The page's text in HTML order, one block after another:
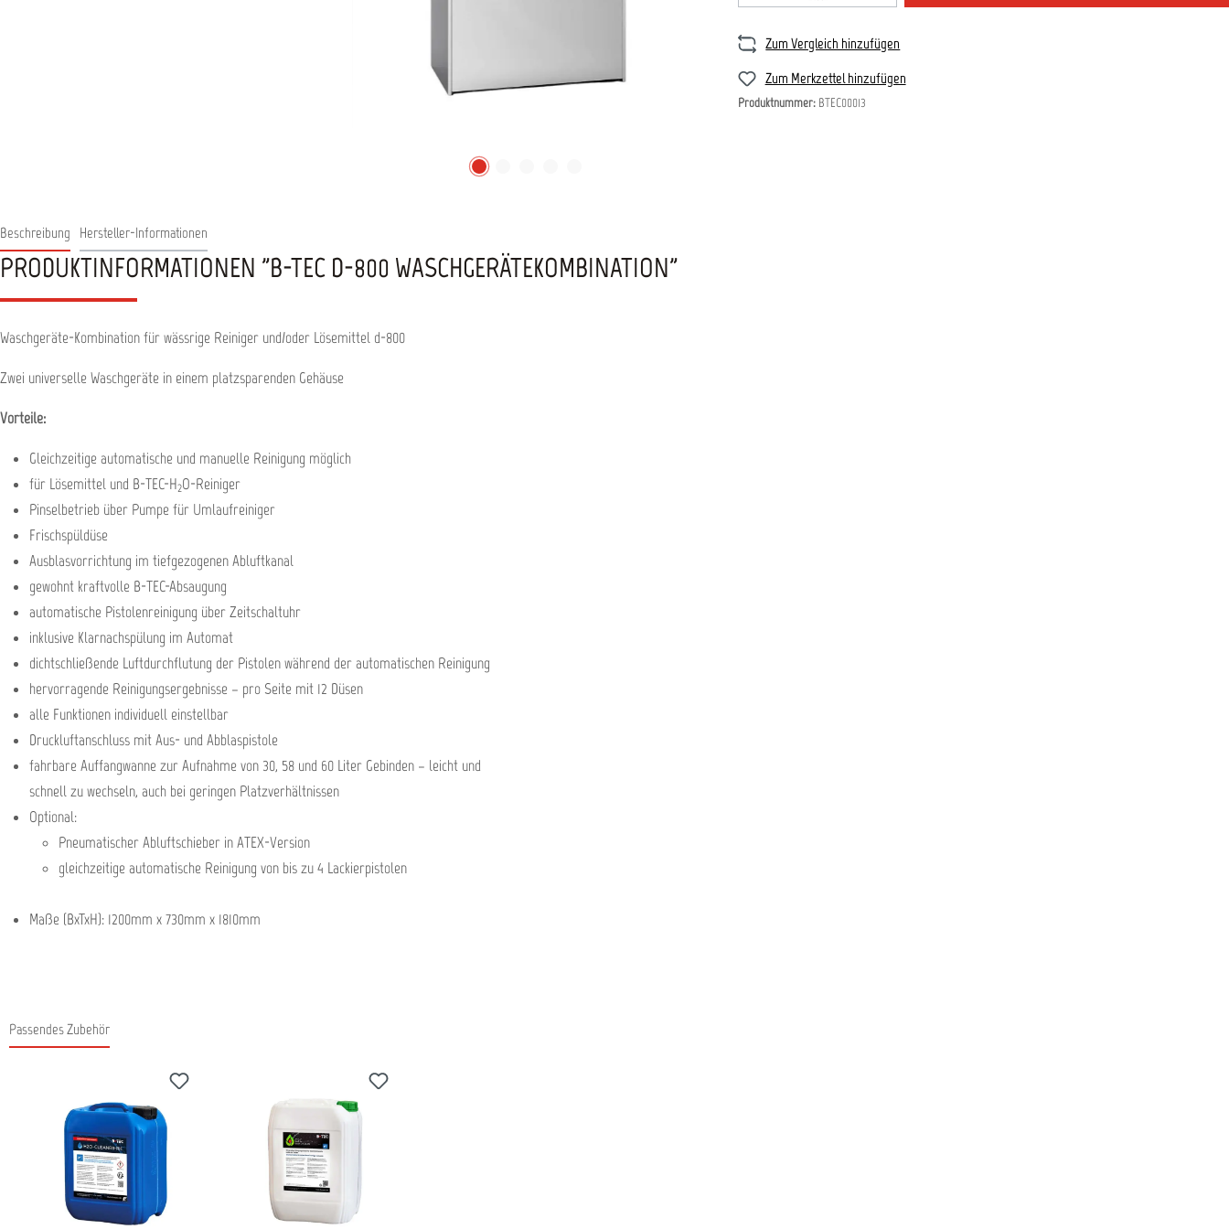
Zum Vergleich hinzufügen
Zum Merkzettel hinzufügen
Produktnummer: BTEC00013
Beschreibung Hersteller-Informationen
PRODUKTINFORMATIONEN "B-TEC D-800 WASCHGERÄTEKOMBINATION"
Waschgeräte-Kombination für wässrige Reiniger und/oder Lösemittel d-800
Zwei universelle Waschgeräte in einem platzsparenden Gehäuse
Vorteile:
Gleichzeitige automatische und manuelle Reinigung möglich
für Lösemittel und B-TEC-H2O-Reiniger
Pinselbetrieb über Pumpe für Umlaufreiniger
Frischspüldüse
Ausblasvorrichtung im tiefgezogenen Abluftkanal
gewohnt kraftvolle B-TEC-Absaugung
automatische Pistolenreinigung über Zeitschaltuhr
inklusive Klarnachspülung im Automat
dichtschließende Luftdurchflutung der Pistolen während der automatischen Reinigung
hervorragende Reinigungsergebnisse – pro Seite mit 12 Düsen
alle Funktionen individuell einstellbar
Druckluftanschluss mit Aus- und Abblaspistole
fahrbare Auffangwanne zur Aufnahme von 30, 58 und 60 Liter Gebinden – leicht und
schnell zu wechseln, auch bei geringen Platzverhältnissen
Optional:
Pneumatischer Abluftschieber in ATEX-Version
gleichzeitige automatische Reinigung von bis zu 4 Lackierpistolen
Maße (BxTxH): 1200mm x 730mm x 1810mm
Passendes Zubehör